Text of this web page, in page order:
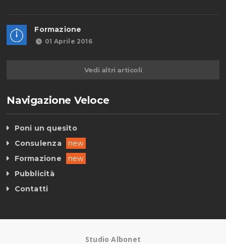
Formazione
01 Aprile 2016
Vedi altri articoli
Navigazione Veloce
Poni un quesito
Consulenza
new
Formazione
new
Pubblicità
Contatti
Studio Albonet